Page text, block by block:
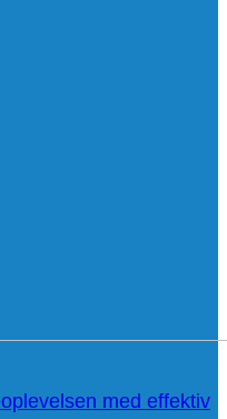
med effektiv